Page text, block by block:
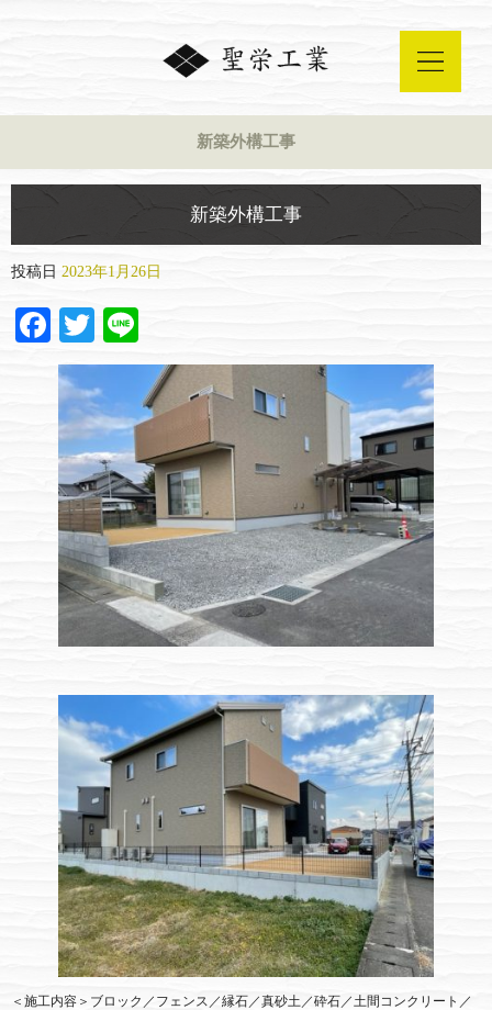
新築外構工事
新築外構工事
投稿日 2023年1月26日
Facebook
Twitter
＜施工内容＞ブロック／フェンス／縁石／真砂土／砕石／土間コンクリート／